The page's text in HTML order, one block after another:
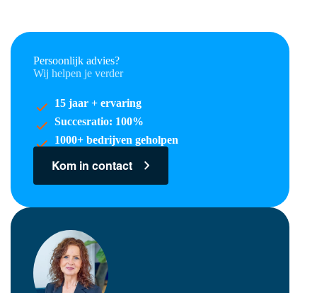
Persoonlijk advies?
Wij helpen je verder
15 jaar + ervaring
Succesratio: 100%
1000+ bedrijven geholpen
Kom in contact